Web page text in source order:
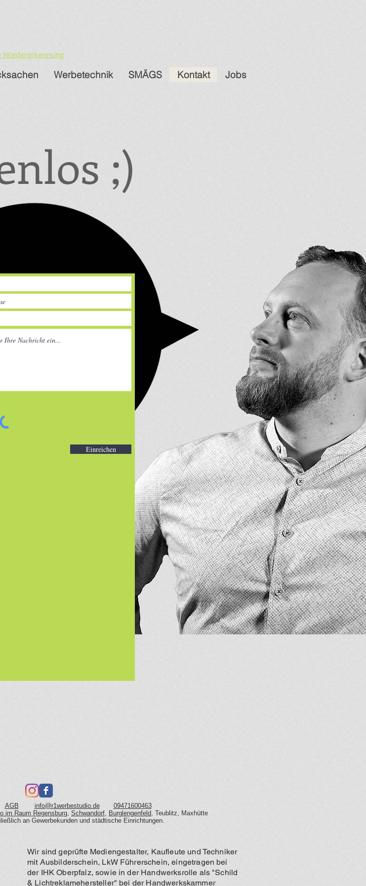
Werbetechnik SMÄGS Kontakt Jobs
;)
Einreichen
AGB info@r1werbestudio.de
09471600463
im Raum Regensburg, Schwandorf, Burglengenfeld, Teublitz, Maxhütte
an Gewerbekunden und städtische Einrichtungen.
Wir sind geprüfte Mediengestalter, Kaufleute und Techniker
mit Ausbilderschein, LkW Führerschein, eingetragen bei
der IHK Oberpfalz, sowie in der Handwerksrolle als "Schild
& Lichtreklamehersteller" bei der Handwerkskammer